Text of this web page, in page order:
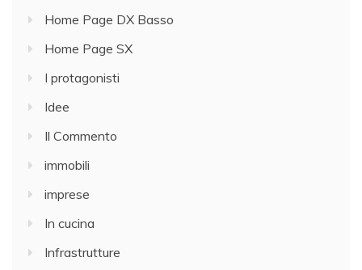
Home Page DX Basso
Home Page SX
I protagonisti
Idee
Il Commento
immobili
imprese
In cucina
Infrastrutture